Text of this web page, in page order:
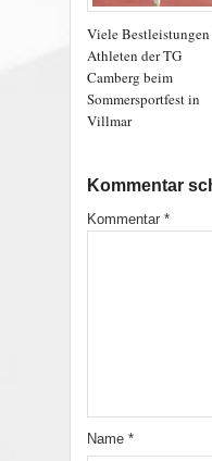
Viele Bestleistungen
Athleten der TG
Camberg beim
Sommersportfest in
Villmar
Kommentar
Kommentar *
Name *